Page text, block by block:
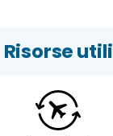
Risorse utili